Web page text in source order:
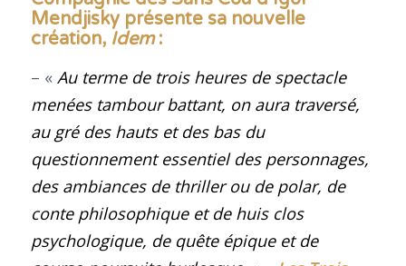
Mendjisky présente sa nouvelle
création, Idem:
– « Au terme de trois heures de spectacle
menées tambour battant, on aura traversé,
au gré des hauts et des bas du
questionnement essentiel des personnages,
des ambiances de thriller ou de polar, de
conte philosophique et de huis clos
psychologique, de quête épique et de